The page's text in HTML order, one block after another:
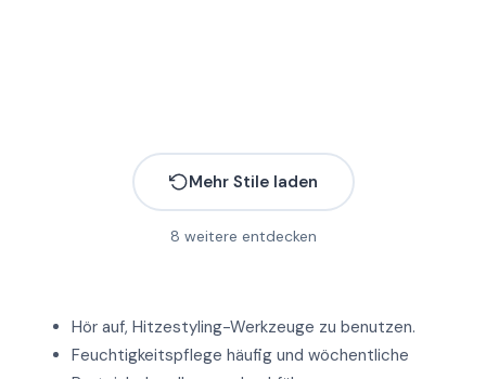
Mehr
Mehr
Mehr Stile laden
8 weitere entdecken
Hör auf, Hitzestyling-Werkzeuge zu benutzen.
Feuchtigkeitspflege häufig und wöchentliche